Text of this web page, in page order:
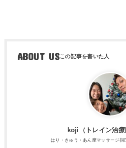
ABOUT US
koji（トレ​イン治療
はり・きゅう・あん摩マッサージ指